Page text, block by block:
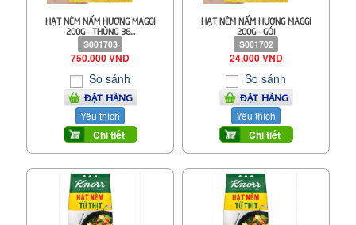
HẠT NÊM NẤM HƯƠNG MAGGI
200G - THÙNG 36...
S001703
750.000 VND
So sánh
ĐẶT HÀNG
Yêu thích
Chi tiết
HẠT NÊM NẤM HƯƠNG MAGGI
200G - GÓI
S001702
24.000 VND
So sánh
ĐẶT HÀNG
Yêu thích
Chi tiết